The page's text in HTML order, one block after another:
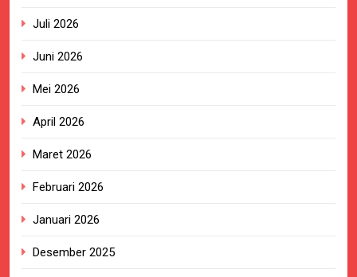
Juli 2026
Juni 2026
Mei 2026
April 2026
Maret 2026
Februari 2026
Januari 2026
Desember 2025